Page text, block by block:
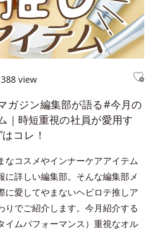
388 view
ガジン編集部が語る#今月の
｜時短重視の社員が愛用す
コレ！
なコスメやインナーケアアイテム
に詳しい編集部。そんな編集部メ
に愛してやまないヘビロテ推しア
りでご紹介します。今月紹介する
イムパフォーマンス）重視なオル